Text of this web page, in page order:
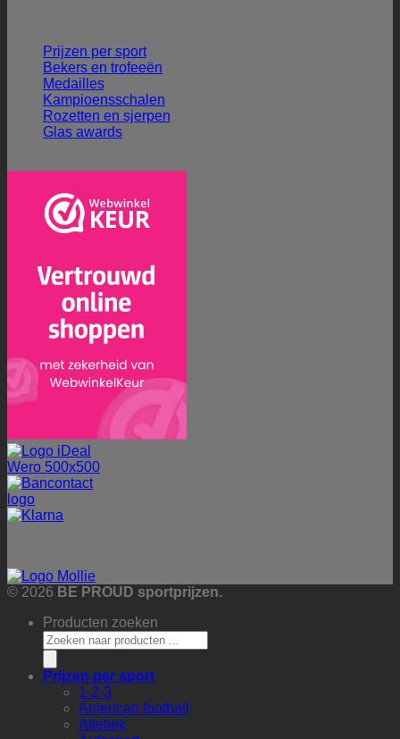
Prijzen per sport
Bekers en trofeeën
Medailles
Kampioensschalen
Rozetten en sjerpen
Glas awards
© 2026 BE PROUD sportprijzen.
Producten zoeken
Prijzen per sport
1-2-3
American football
Atletiek